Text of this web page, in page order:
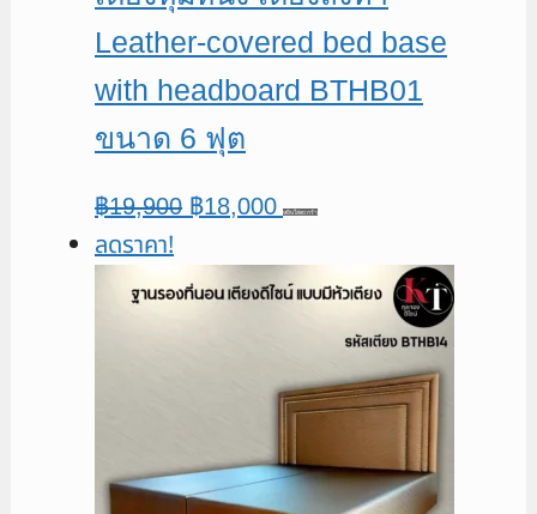
Leather-covered bed base
with headboard BTHB01
ขนาด 6 ฟุต
฿19,900 Original
was:
฿18,000Current
is:
หยิบใส่ตะกร้า
ลดราคา!